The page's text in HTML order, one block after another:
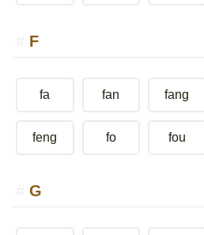
F
fa fan fang
feng fo fou
G